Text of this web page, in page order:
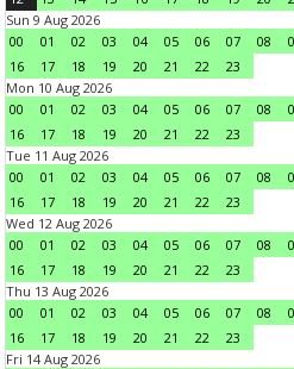
Sun 9 Aug 2026
00
01 02 03 04 05 06 07 08
16
17 18 19 20 21 22
23
Mon 10 Aug 2026
00
01 02 03 04 05 06 07 08
16
17 18 19 20 21 22
23
Tue 11 Aug 2026
00
01 02 03 04 05 06 07 08
16
17 18 19 20 21 22
23
Wed 12 Aug 2026
00
01 02 03 04 05 06 07 08
16
17 18 19 20 21 22
23
Thu 13 Aug 2026
00
01 02 03 04 05 06 07 08
16
17 18 19 20 21 22
23
Fri 14 Aug 2026